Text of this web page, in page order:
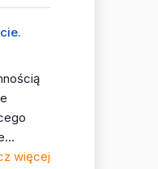
więcej